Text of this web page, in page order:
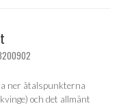
ner åtalspunkterna
och det allmänt